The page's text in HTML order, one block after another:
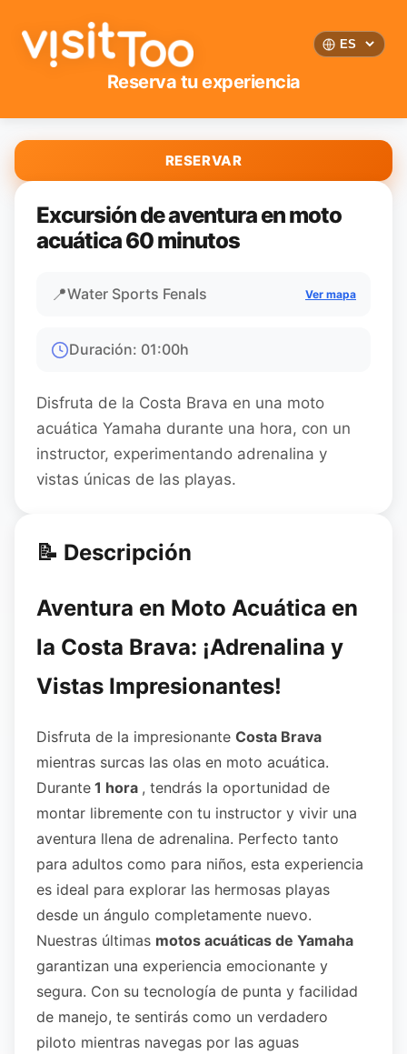
Reserva tu experiencia
RESERVAR
Excursión de aventura en moto
acuática 60 minutos
📍Water Sports Fenals Ver mapa
Duración: 01:00h
Disfruta de la Costa Brava en una moto
acuática Yamaha durante una hora, con un
instructor, experimentando adrenalina y
vistas únicas de las playas.
📝 Descripción
Aventura en Moto Acuática en
la Costa Brava: ¡Adrenalina y
Vistas Impresionantes!
Disfruta de la impresionante Costa Brava
mientras surcas las olas en moto acuática.
Durante 1 hora , tendrás la oportunidad de
montar libremente con tu instructor y vivir una
aventura llena de adrenalina. Perfecto tanto
para adultos como para niños, esta experiencia
es ideal para explorar las hermosas playas
desde un ángulo completamente nuevo.
Nuestras últimas motos acuáticas de Yamaha
garantizan una experiencia emocionante y
segura. Con su tecnología de punta y facilidad
de manejo, te sentirás como un verdadero
piloto mientras navegas por las aguas